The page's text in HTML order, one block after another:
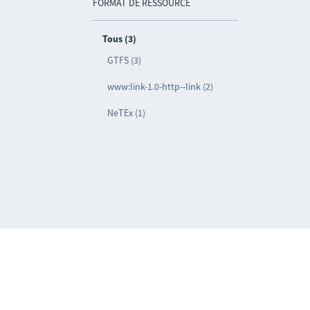
FORMAT DE RESSOURCE
Tous (3)
GTFS (3)
www:link-1.0-http--link (2)
NeTEx (1)